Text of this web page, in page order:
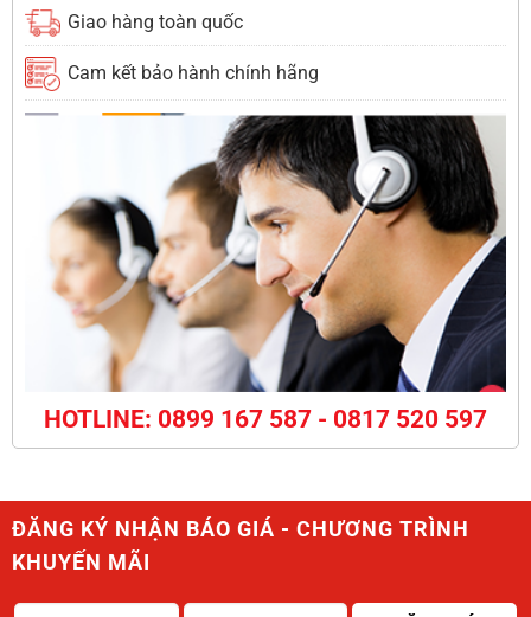
Giao hàng toàn quốc
Cam kết bảo hành chính hãng
HOTLINE: 0899 167 587 - 0817 520 597
ĐĂNG KÝ NHẬN BÁO GIÁ - CHƯƠNG TRÌNH
KHUYẾN MÃI